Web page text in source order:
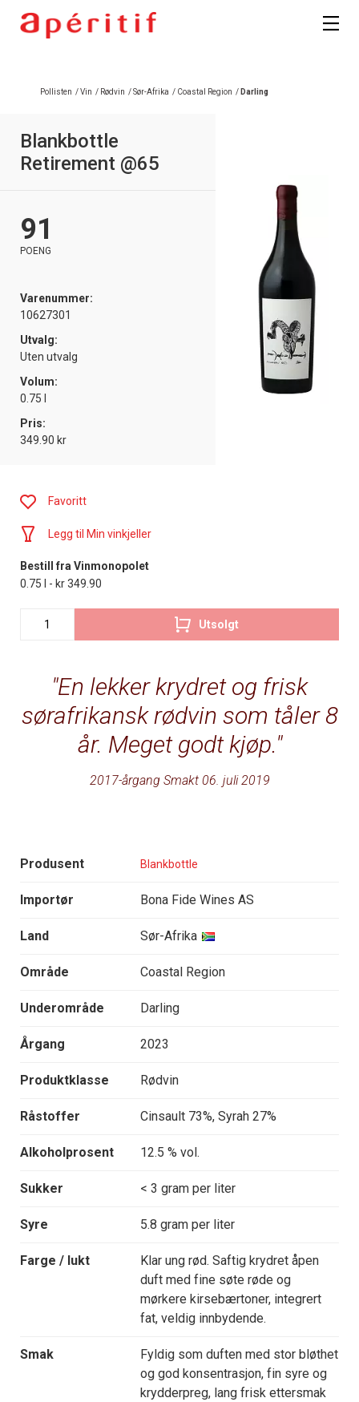
Pollisten /Vin / Rødvin /Sør-Afrika / Coastal Region / Darling
Blankbottle
Retirement @65
91
POENG
Varenummer:
10627301
Utvalg:
Uten utvalg
Volum:
0.75 l
Pris:
349.90 kr
En lekker krydret og frisk
sørafrikansk rødvin som tåler 8
år. Meget godt kjøp.
2017-årgang Smakt 06. juli 2019
Produsent Blankbottle
Importør Bona Fide Wines AS
Land Sør-Afrika
Område Coastal Region
Underområde Darling
Årgang 2023
Produktklasse Rødvin
Råstoffer Cinsault 73%, Syrah 27%
Alkoholprosent 12.5 % vol.
Sukker < 3 gram per liter
Syre 5.8 gram per liter
Farge / lukt
Klar ung rød. Saftig krydret åpen
duft med fine søte røde og
mørkere kirsebærtoner, integrert
fat, veldig innbydende.
Smak
Fyldig som duften med stor bløthet
og god konsentrasjon, fin syre og
krydderpreg, lang frisk ettersmak
Favoritt
Legg til Min vinkjeller
Bestill fra Vinmonopolet
0.75 l - kr 349.90
Utsolgt